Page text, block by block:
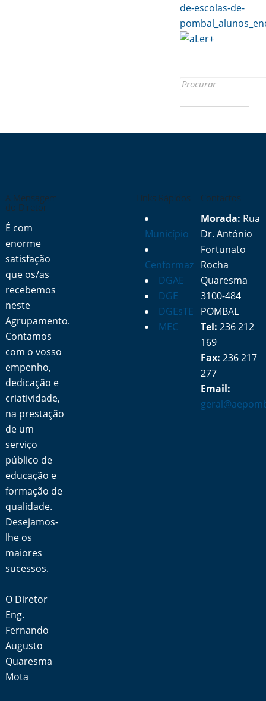
Search
A Mensagem
do Diretor
É com
enorme
satisfação
que os/as
recebemos
neste
Agrupamento.
Contamos
com o vosso
empenho,
dedicação e
criatividade,
na prestação
de um
serviço
público de
educação e
formação de
qualidade.
Desejamos-
lhe os
maiores
sucessos.
O Diretor
Eng.
Fernando
Augusto
Quaresma
Mota
Links Rápidos
Município
Cenformaz
DGAE
DGE
DGEsTE
MEC
Contactos
Morada: Rua
Dr. António
Fortunato
Rocha
Quaresma
3100-484
POMBAL
Tel: 236 212
169
Fax: 236 217
277
Email: